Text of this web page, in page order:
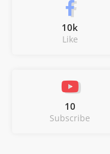
10k
Like
10
Subscribe